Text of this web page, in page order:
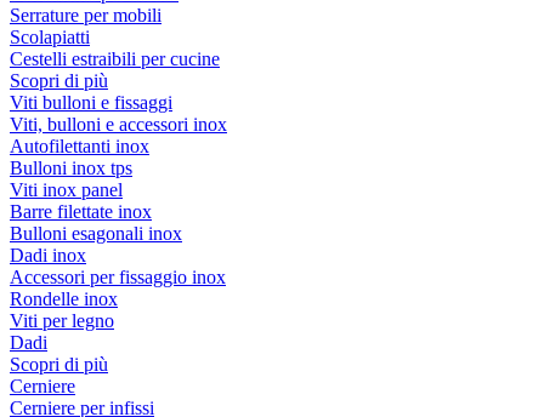
Serrature per mobili
Scolapiatti
Cestelli estraibili per cucine
Scopri di più
Viti bulloni e fissaggi
Viti, bulloni e accessori inox
Autofilettanti inox
Bulloni inox tps
Viti inox panel
Barre filettate inox
Bulloni esagonali inox
Dadi inox
Accessori per fissaggio inox
Rondelle inox
Viti per legno
Dadi
Scopri di più
Cerniere
Cerniere per infissi